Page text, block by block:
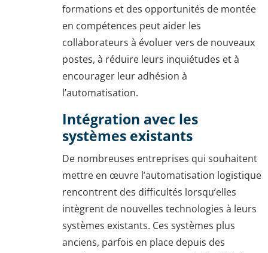
formations et des opportunités de montée
en compétences peut aider les
collaborateurs à évoluer vers de nouveaux
postes, à réduire leurs inquiétudes et à
encourager leur adhésion à
l’automatisation.
Intégration avec les
systèmes existants
De nombreuses entreprises qui souhaitent
mettre en œuvre l’automatisation logistique
rencontrent des difficultés lorsqu’elles
intègrent de nouvelles technologies à leurs
systèmes existants. Ces systèmes plus
anciens, parfois en place depuis des